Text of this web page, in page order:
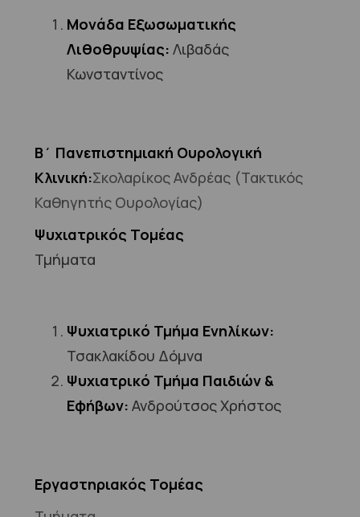
Μονάδα Εξωσωματικής
Λιθοθρυψίας: Λιβαδάς
Κωνσταντίνος
Β΄ Πανεπιστημιακή Ουρολογική
Κλινική:Σκολαρίκος Ανδρέας (Τακτικός
Καθηγητής Ουρολογίας)
Ψυχιατρικός Τομέας
Τμήματα
Ψυχιατρικό Τμήμα Ενηλίκων:
Τσακλακίδου Δόμνα
Ψυχιατρικό Τμήμα Παιδιών &
Εφήβων: Ανδρούτσος Χρήστος
Εργαστηριακός Τομέας